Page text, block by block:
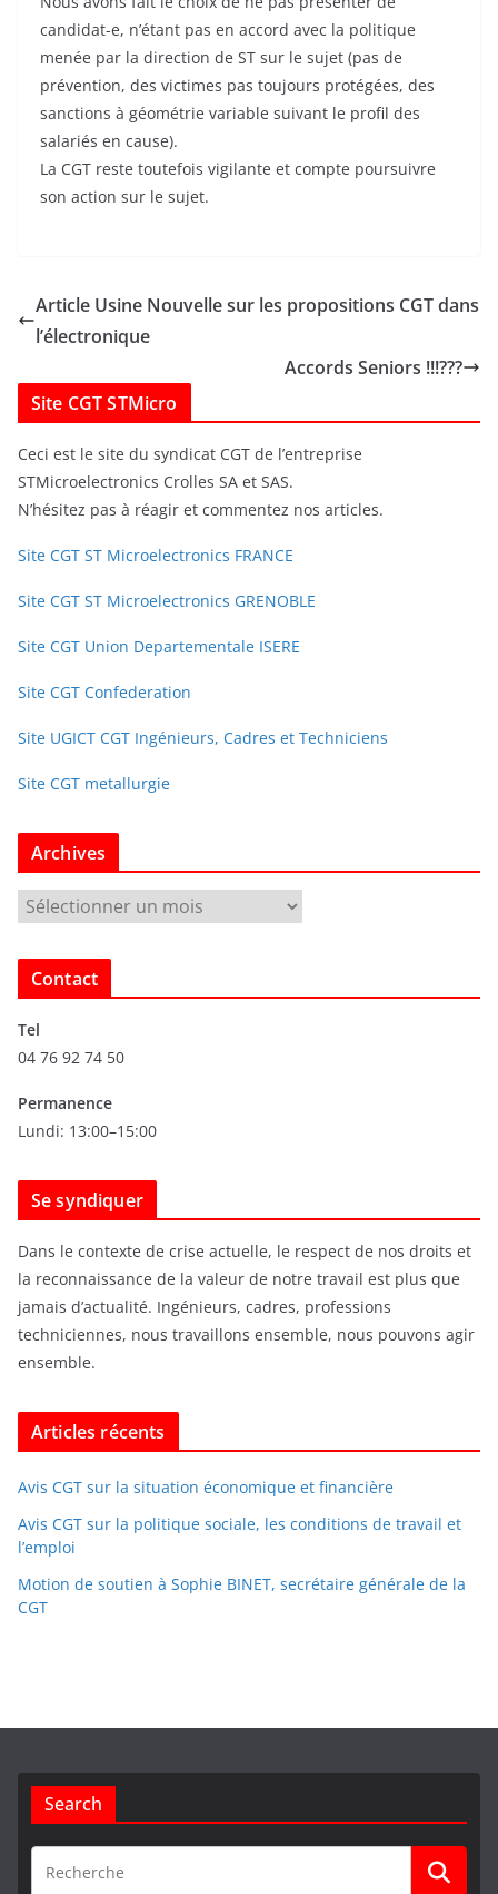
candidat-e, n’étant pas en accord avec la politique
menée par la direction de ST sur le sujet (pas de
prévention, des victimes pas toujours protégées, des
sanctions à géométrie variable suivant le profil des
salariés en cause).
La CGT reste toutefois vigilante et compte poursuivre
son action sur le sujet.
Article Usine Nouvelle sur les propositions CGT dans
l’électronique
Accords Seniors !!!???
Site CGT STMicro
Ceci est le site du syndicat CGT de l’entreprise
STMicroelectronics Crolles SA et SAS.
N’hésitez pas à réagir et commentez nos articles.
Site CGT ST Microelectronics FRANCE
Site CGT ST Microelectronics GRENOBLE
Site CGT Union Departementale ISERE
Site CGT Confederation
Site UGICT CGT Ingénieurs, Cadres et Techniciens
Site CGT metallurgie
Archives
r
c
v
e
s
Contact
Tel
04 76 92 74 50
Permanence
Lundi: 13:00–15:00
Se syndiquer
Dans le contexte de crise actuelle, le respect de nos droits et
la reconnaissance de la valeur de notre travail est plus que
jamais d’actualité. Ingénieurs, cadres, professions
techniciennes, nous travaillons ensemble, nous pouvons agir
ensemble.
Articles récents
Avis CGT sur la situation économique et financière
Avis CGT sur la politique sociale, les conditions de travail et
l’emploi
Motion de soutien à Sophie BINET, secrétaire générale de la
CGT
Search